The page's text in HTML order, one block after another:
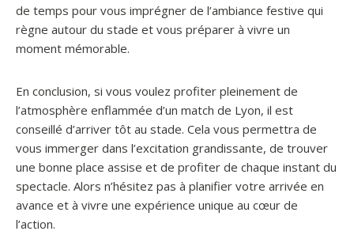
de temps pour vous imprégner de l’ambiance festive qui
règne autour du stade et vous préparer à vivre un
moment mémorable.
En conclusion, si vous voulez profiter pleinement de
l’atmosphère enflammée d’un match de Lyon, il est
conseillé d’arriver tôt au stade. Cela vous permettra de
vous immerger dans l’excitation grandissante, de trouver
une bonne place assise et de profiter de chaque instant du
spectacle. Alors n’hésitez pas à planifier votre arrivée en
avance et à vivre une expérience unique au cœur de
l’action.